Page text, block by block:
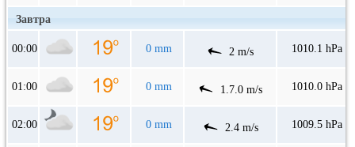
Завтра
00:00 0 mm 2 m/s 1010.1 hPa
01:00 0 mm 1.7.0 m/s 1010.0 hPa
02:00 0 mm 2.4 m/s 1009.5 hPa